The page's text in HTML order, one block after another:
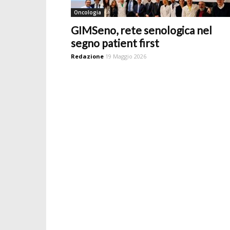
Oncologia
GIMSeno, rete senologica nel
segno patient first
Redazione 19 Maggio 2026